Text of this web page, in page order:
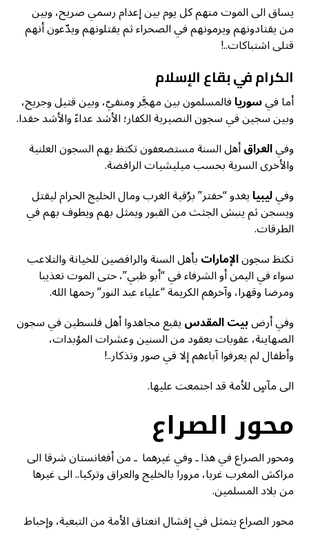
يساق الى الموت منهم كل يوم بين إعدام رسمي صريح، وبين
من يقتادونهم ويرمونهم في الصحراء ثم يقتلونهم ويدّعون أنهم
قتلى اشتباكات..!
الكرام في بقاع الإسلام
أما فيسوريافالمسلمون بين مهجَّر ومنفيّ، وبين قتيل وجريح،
وبين سجين في سجون النصيرية الكفار؛ الأشد عداءً والأشد حقدا.
وفيالعراقأهل السنة مستضعفون تكتظ بهم السجون العلنية
والأخرى السرية بحسب ميليشيات الرافضة.
وفيليبيايغدو “حفتر” برُقية الغرب ومال الخليج الحرام ليقتل
ويسجن ثم ينبش الجثث من القبور ويمثل بهم ويطوف بهم في
الطرقات.
تكتظ سجونالإماراتبأهل السنة والرافضين للخيانة والتلاعب
سواء في اليمن أو الشرفاء في “أبو ظبي”، حتى الموت تعذيبا
ومرضا وقهرا، وآخرهم الكريمة “علياء عبد النور” رحمها الله.
وفي أرضبيت المقدسيقبع مجاهدوا أهل فلسطين في سجون
الصهاينة، عقوبات بعقود من السنين وعشرات المؤبدات،
وأطفال لم يعرفوا آباءهم إلا في صور وتذكار..!
الى مآسٍ للأمة قد اجتمعت عليها.
محور الصراع
ومحور الصراع في هذا ـ وفي غيرهما ـ من أفغانستان شرقا الى
مراكش المغرب غربا، مرورا بالخليج والعراق وتركيا.. الى غيرها
من بلاد المسلمين.
محور الصراع يتمثل في إفشال انعتاق الأمة من التبعية، وإحباط